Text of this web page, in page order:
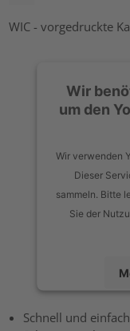
WIC - vorgedruckte
Wir
um den
Wir verwenden
Dieser
sammeln. Bitte
Sie der
Schnell und